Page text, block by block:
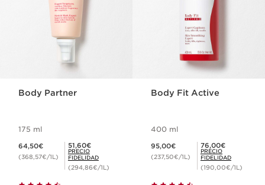
Body Partner
175 ml
64,50€
(368,57€/1L)
Precio Fidelidad 51,60€
51,60€
PRECIO
FIDELIDAD
(294,86€/1L)
Body Fit Active
400 ml
95,00€
(237,50€/1L)
Precio Fidelidad 76,00€
76,00€
PRECIO
FIDELIDAD
(190,00€/1L)